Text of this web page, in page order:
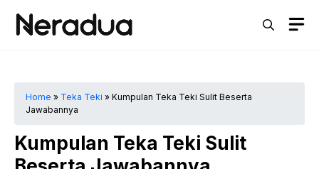
Home » Teka Teki » Kumpulan Teka Teki Sulit Beserta
Jawabannya
Kumpulan Teka Teki Sulit